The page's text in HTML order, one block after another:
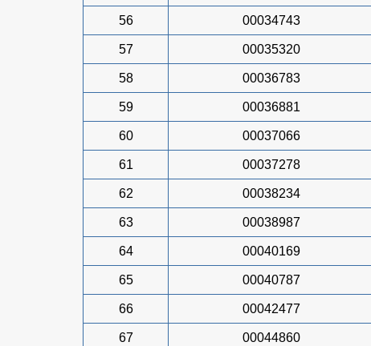
56 00034743
57 00035320
58 00036783
59 00036881
60 00037066
61 00037278
62 00038234
63 00038987
64 00040169
65 00040787
66 00042477
67 00044860